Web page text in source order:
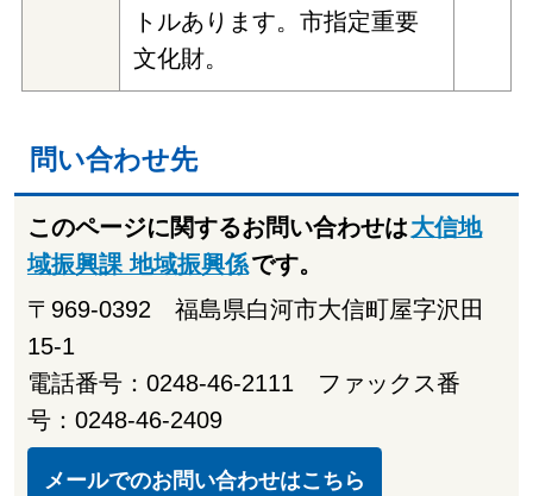
トルあります。市指定重要
文化財。
問い合わせ先
このページに関するお問い合わせは大信地
域振興課 地域振興係です。
〒969-0392 福島県白河市大信町屋字沢田
15-1
電話番号：0248-46-2111 ファックス番
号：0248-46-2409
メールでのお問い合わせはこちら